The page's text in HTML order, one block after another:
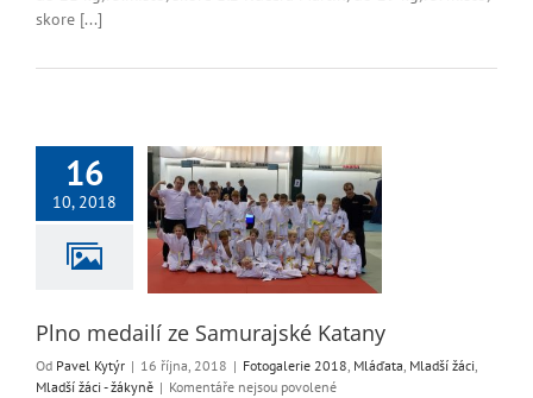
skore [...]
16
10, 2018
medailí ze
Katany
Mláďata
Mladší žáci -
Plno medailí ze Samurajské Katany
Od Pavel Kytýr | 16 října, 2018 | Fotogalerie 2018, Mláďata, Mladší žáci,
Mladší žáci - žákyně | Komentáře nejsou povolenéu